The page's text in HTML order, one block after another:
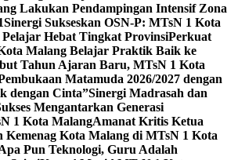
Lakukan Pendampingan Intensif Zona
Sinergi Sukseskan OSN-P: MTsN 1 Kota
Hebat Tingkat ProvinsiPerkuat
Malang Belajar Praktik Baik ke
Tahun Ajaran Baru, MTsN 1 Kota
Matamuda 2026/2027 dengan
dengan Cinta”Sinergi Madrasah dan
Mengantarkan Generasi
1 Kota MalangAmanat Kritis Ketua
Kemenag Kota Malang di MTsN 1 Kota
Pun Teknologi, Guru Adalah